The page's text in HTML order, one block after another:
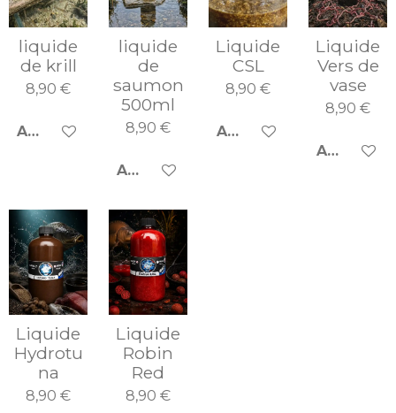
liquide
de krill
8,90 €
AJOUTER AU PANIER
liquide
de
saumon
500ml
8,90 €
AJOUTER AU PANIER
Liquide
CSL
8,90 €
AJOUTER AU PANIER
Liquide
Vers de
vase
8,90 €
AJOUTER
Liquide
Hydrotu
na
8,90 €
Liquide
Robin
Red
8,90 €